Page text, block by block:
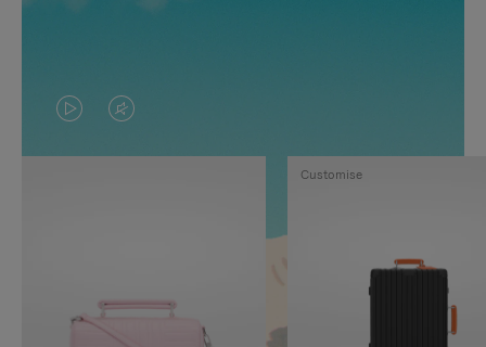
VIDEO
IS
GEPAUZEERD,
OP
HET
GELUID
Customise